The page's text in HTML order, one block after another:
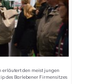
erläutert den meist jungen
des Barlebener Firmensitzes